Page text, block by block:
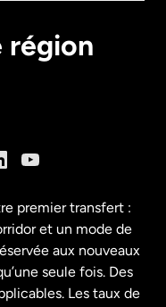
région
premier transfert :
et un mode de
aux nouveaux
seule fois. Des
Les taux de